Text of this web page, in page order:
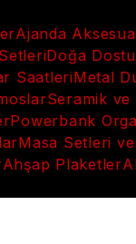
Ajanda
Doğa
SaatleriMetal
Seramik
Powerbank
Masa Setleri
Ahşap Plaketler